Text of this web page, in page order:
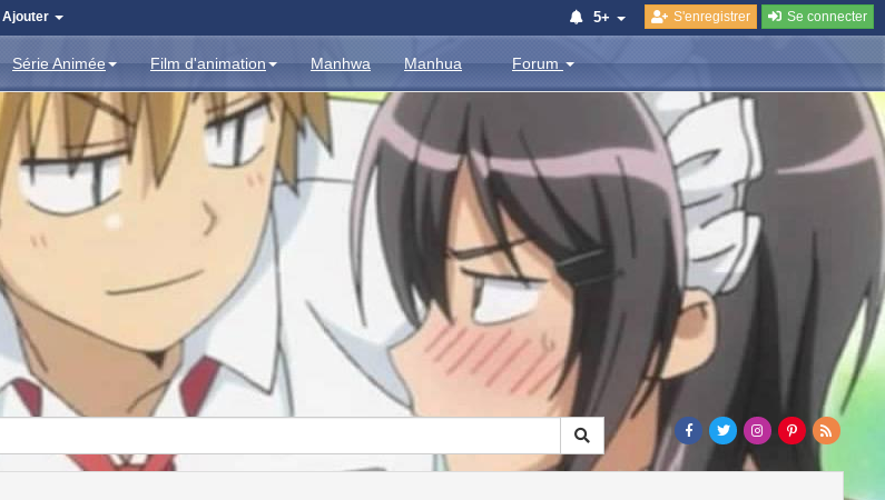
Ajouter 5+ S'enregistrer Se connecter
Série Animée Film d'animation Manhwa Manhua Forum